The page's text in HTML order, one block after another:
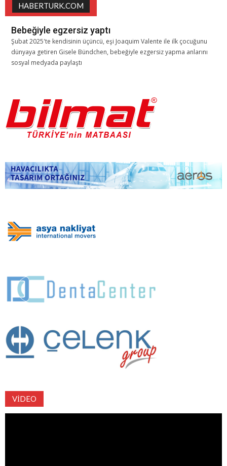
HABERTURK.COM
Bebeğiyle egzersiz yaptı
Şubat 2025'te kendisinin üçüncü, eşi Joaquim Valente ile ilk çocuğunu
dünyaya getiren Gisele Bündchen, bebeğiyle ezgersiz yapma anlarını
sosyal medyada paylaştı
VIDEO